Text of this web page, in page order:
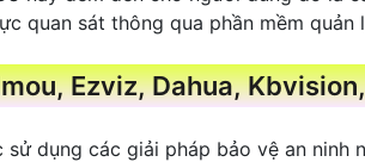
quan sát thông qua phần mềm quản
Ezviz, Dahua,
dụng các giải pháp bảo vệ an